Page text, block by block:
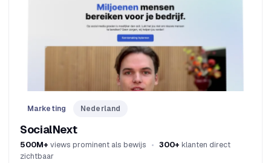
Marketing Nederland
SocialNext
500M+ views prominent als bewijs 300+ klanten direct
zichtbaar